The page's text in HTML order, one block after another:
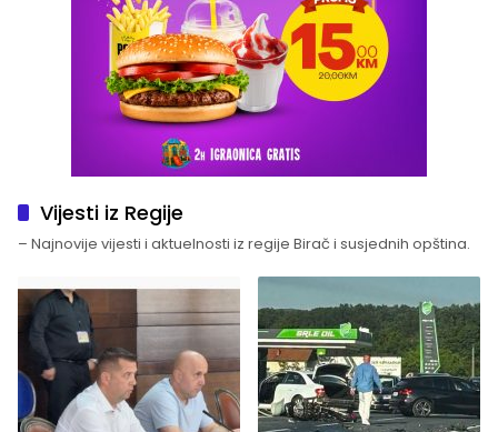
Vijesti iz Regije
– Najnovije vijesti i aktuelnosti iz regije Birač i susjednih opština.